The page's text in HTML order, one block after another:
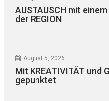
AUSTAUSCH mit
der REGION
August 5, 2026
Mit KREATIVITÄT und
gepunktet